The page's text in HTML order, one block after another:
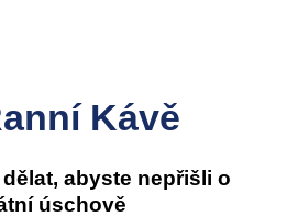
Kávě
abyste nepřišli o
úschově